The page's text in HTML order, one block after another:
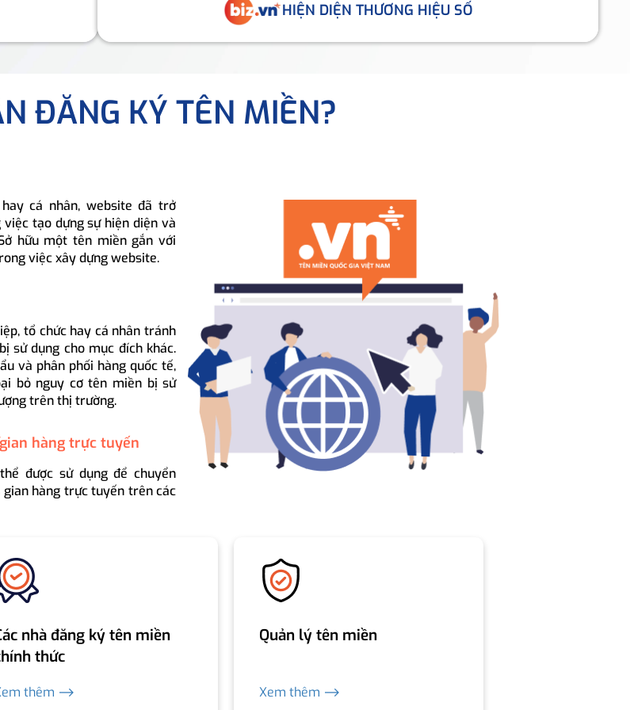
HIỆN DIỆN THƯƠNG HIỆU SỐ
ĐĂNG KÝ TÊN MIỀN?
cá nhân, website đã trở
tạo dựng sự hiện diện và
hữu một tên miền gắn với
việc xây dựng website.
tổ chức hay cá nhân tránh
sử dụng cho mục đích khác.
và phân phối hàng quốc tế,
bỏ nguy cơ tên miền bị sử
trên thị trường.
hàng trực tuyến
được sử dụng để chuyển
hàng trực tuyến trên các
nhà đăng ký tên miền
thức
thêm ⟶
Quản lý tên miền
Xem thêm ⟶